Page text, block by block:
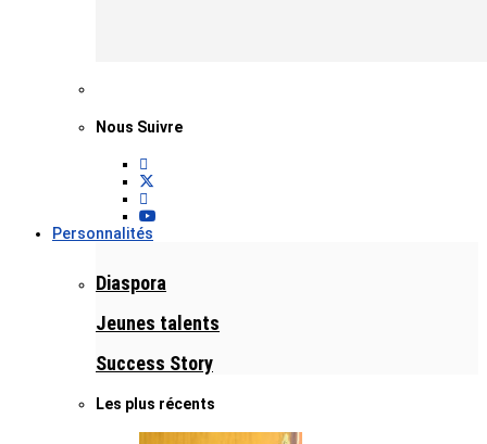
Nous Suivre
Personnalités
Diaspora
Jeunes talents
Success Story
Les plus récents